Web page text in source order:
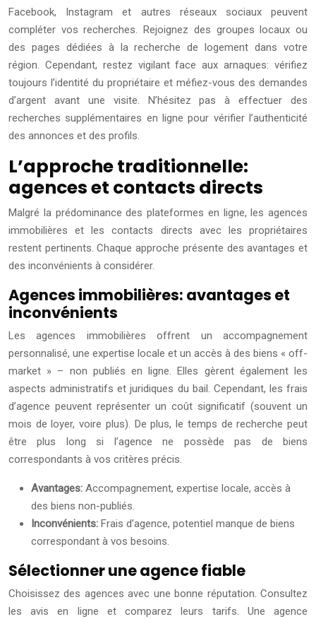
Facebook, Instagram et autres réseaux sociaux peuvent
compléter vos recherches. Rejoignez des groupes locaux ou
des pages dédiées à la recherche de logement dans votre
région. Cependant, restez vigilant face aux arnaques: vérifiez
toujours l’identité du propriétaire et méfiez-vous des demandes
d’argent avant une visite. N’hésitez pas à effectuer des
recherches supplémentaires en ligne pour vérifier l’authenticité
des annonces et des profils.
L’approche traditionnelle:
agences et contacts directs
Malgré la prédominance des plateformes en ligne, les agences
immobilières et les contacts directs avec les propriétaires
restent pertinents. Chaque approche présente des avantages et
des inconvénients à considérer.
Agences immobilières: avantages et
inconvénients
Les agences immobilières offrent un accompagnement
personnalisé, une expertise locale et un accès à des biens « off-
market » – non publiés en ligne. Elles gèrent également les
aspects administratifs et juridiques du bail. Cependant, les frais
d’agence peuvent représenter un coût significatif (souvent un
mois de loyer, voire plus). De plus, le temps de recherche peut
être plus long si l’agence ne possède pas de biens
correspondants à vos critères précis.
Avantages: Accompagnement, expertise locale, accès à
des biens non-publiés.
Inconvénients: Frais d’agence, potentiel manque de biens
correspondant à vos besoins.
Sélectionner une agence fiable
Choisissez des agences avec une bonne réputation. Consultez
les avis en ligne et comparez leurs tarifs. Une agence